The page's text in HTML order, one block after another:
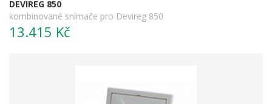
DEVIREG 850
kombinované snímače pro Devireg 850
13.415 Kč